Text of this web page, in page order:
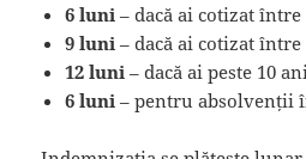
6 luni – dacă ai cotizat între
9 luni – dacă ai cotizat între
12 luni – dacă ai peste 10
6 luni – pentru absolvenții